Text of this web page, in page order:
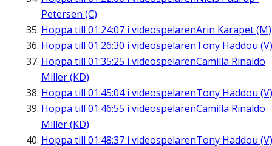
Petersen (C)
Hoppa till 01:24:07 i videospelarenArin Karapet (M)
Hoppa till 01:26:30 i videospelarenTony Haddou (V)
Hoppa till 01:35:25 i videospelarenCamilla Rinaldo
Miller (KD)
Hoppa till 01:45:04i videospelarenTony Haddou (V)
Hoppa till 01:46:55 i videospelarenCamilla Rinaldo
Miller (KD)
Hoppa till 01:48:37 i videospelarenTony Haddou (V)